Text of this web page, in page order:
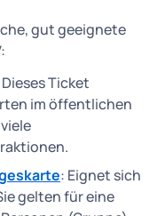
gut geeignete
Dieses Ticket
im öffentlichen
: Eignet sich
gelten für eine